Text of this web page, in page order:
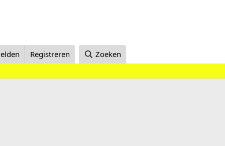
Registreren Zoeken